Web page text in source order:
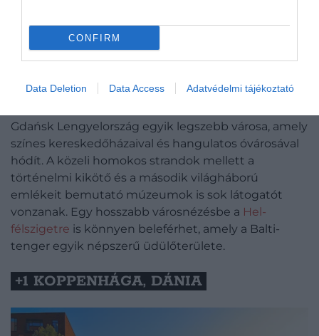
CONFIRM
Data Deletion Data Access Adatvédelmi tájékoztató
augusztus 26-án, 28-án, 30-án és 31-én 8850
forintért, vagyis tízezer forint alatt lehet eljutni
Budapestről. Ez szerdai, pénteki, vasárnapi és hétfői
kiruccanáshoz is jó választás lehet.
Gdańsk Lengyelország egyik legszebb városa, amely
színes kereskedőházaival és hangulatos óvárosával
hódít. A közeli homokos strandok mellett a
történelmi kikötő és a második világháború
emlékeit bemutató múzeumok is sok látogatót
vonzanak. Egy hosszabb városnézésbe a Hel-
félszigetre is könnyen beleférhet, amely a Balti-
tenger egyik népszerű üdülőterülete.
+1 KOPPENHÁGA, DÁNIA